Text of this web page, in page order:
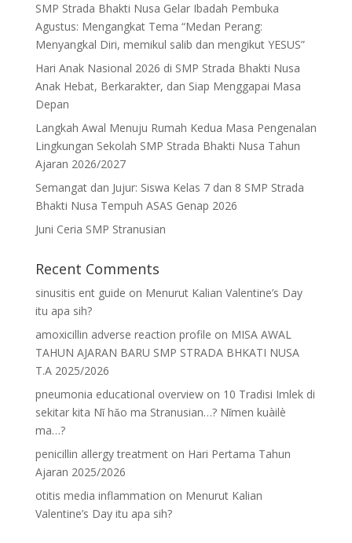
SMP Strada Bhakti Nusa Gelar Ibadah Pembuka
Agustus: Mengangkat Tema “Medan Perang:
Menyangkal Diri, memikul salib dan mengikut YESUS”
Hari Anak Nasional 2026 di SMP Strada Bhakti Nusa
Anak Hebat, Berkarakter, dan Siap Menggapai Masa
Depan
Langkah Awal Menuju Rumah Kedua Masa Pengenalan
Lingkungan Sekolah SMP Strada Bhakti Nusa Tahun
Ajaran 2026/2027
Semangat dan Jujur: Siswa Kelas 7 dan 8 SMP Strada
Bhakti Nusa Tempuh ASAS Genap 2026
Juni Ceria SMP Stranusian
Recent Comments
sinusitis ent guide on Menurut Kalian Valentine’s Day
itu apa sih?
amoxicillin adverse reaction profile on MISA AWAL
TAHUN AJARAN BARU SMP STRADA BHKATI NUSA
T.A 2025/2026
pneumonia educational overviewon 10 Tradisi Imlek di
sekitar kita Nǐ hǎo ma Stranusian…? Nǐmen kuàilè
ma…?
penicillin allergy treatmenton Hari Pertama Tahun
Ajaran 2025/2026
otitis media inflammation on Menurut Kalian
Valentine’s Day itu apa sih?